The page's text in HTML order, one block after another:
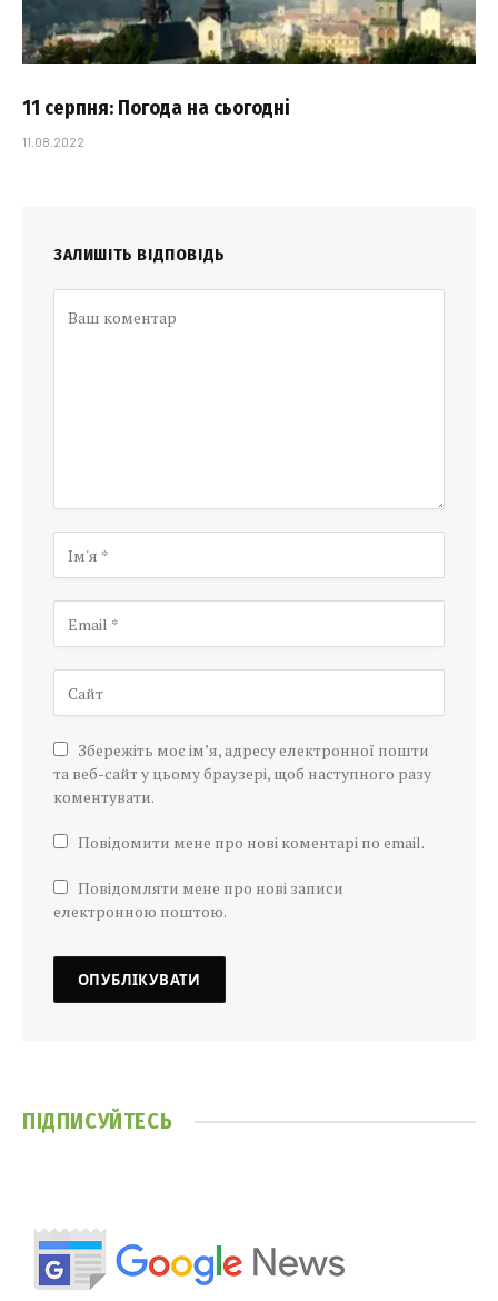
11 серпня: Погода на сьогодні
11.08.2022
ЗАЛИШІТЬ ВІДПОВІДЬ
Збережіть моє ім’я, адресу електронної пошти
та веб-сайт у цьому браузері, щоб наступного разу
коментувати.
Повідомити мене про нові коментарі по email.
Повідомляти мене про нові записи
електронною поштою.
ПІДПИСУЙТЕСЬ